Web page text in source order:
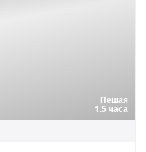
Пешая
1.5 часа